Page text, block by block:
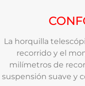
La horquilla
recorrido y el
milímetros de
suspensión suave y